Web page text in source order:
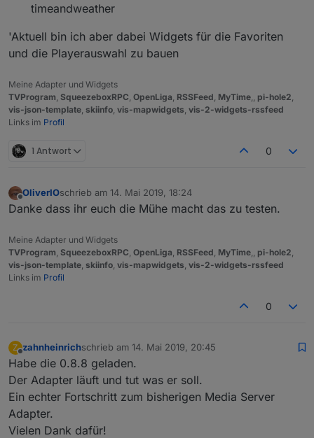
timeandweather
'Aktuell bin ich aber dabei Widgets für die Favoriten
und die Playerauswahl zu bauen
Meine Adapter und Widgets
TVProgram, SqueezeboxRPC, OpenLiga, RSSFeed, MyTime,, pi-hole2,
vis-json-template, skiinfo, vis-mapwidgets, vis-2-widgets-rssfeed
Links im Profil
1 Antwort 0
Offline
OliverIOschrieb am 14. Mai 2019, 18:24
zuletzt editiert von
Danke dass ihr euch die Mühe macht das zu testen.
Meine Adapter und Widgets
TVProgram SqueezeboxRPC OpenLiga RSSFeed MyTime pi-hole2
vis-json-template skiinfo vis-mapwidgets vis-2-widgets-rssfeed
Links im Profil
0
Z
Offline
zahnheinrichschrieb am 14. Mai 2019, 20:45
zuletzt editiert von
Habe die 0.8.8 geladen.
Der Adapter läuft und tut was er soll.
Ein echter Fortschritt zum bisherigen Media Server
Adapter.
Vielen Dank dafür!